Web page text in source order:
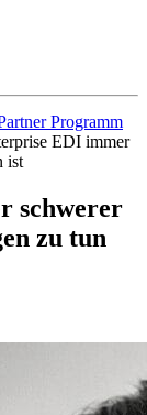
Programm
EDI immer
ist
schwerer
zu tun